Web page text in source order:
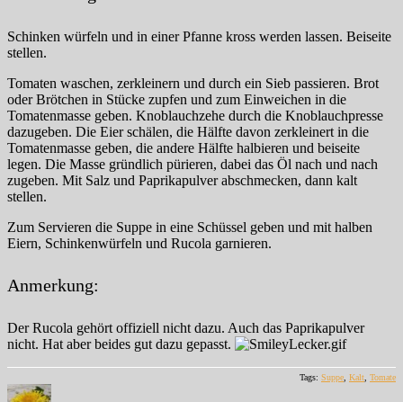
Schinken würfeln und in einer Pfanne kross werden lassen. Beiseite
stellen.
Tomaten waschen, zerkleinern und durch ein Sieb passieren. Brot
oder Brötchen in Stücke zupfen und zum Einweichen in die
Tomatenmasse geben. Knoblauchzehe durch die Knoblauchpresse
dazugeben. Die Eier schälen, die Hälfte davon zerkleinert in die
Tomatenmasse geben, die andere Hälfte halbieren und beiseite
legen. Die Masse gründlich pürieren, dabei das Öl nach und nach
zugeben. Mit Salz und Paprikapulver abschmecken, dann kalt
stellen.
Zum Servieren die Suppe in eine Schüssel geben und mit halben
Eiern, Schinkenwürfeln und Rucola garnieren.
Anmerkung:
Der Rucola gehört offiziell nicht dazu. Auch das Paprikapulver
nicht. Hat aber beides gut dazu gepasst.
Tags: Suppe Kalt Tomate